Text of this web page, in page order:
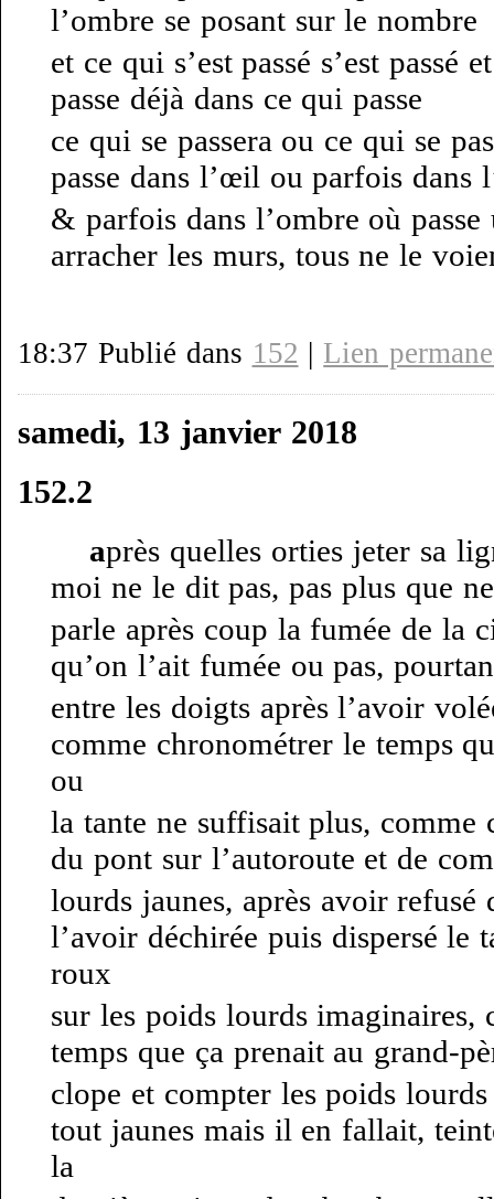
l’ombre se posant sur le nombre
et ce qui s’est passé s’est passé
passe déjà dans ce qui passe
ce qui se passera ou ce qui se
passe dans l’œil ou parfois dans
& parfois dans l’ombre où
arracher les murs, tous ne le
18:37 Publié dans 152 | Lien
samedi, 13 janvier 2018
152.2
après quelles orties jeter sa
moi ne le dit pas, pas plus que ne
parle après coup la fumée de la
qu’on l’ait fumée ou pas,
entre les doigts après l’avoir
comme chronométrer le temps
ou
la tante ne suffisait plus, comme
du pont sur l’autoroute et de
lourds jaunes, après avoir refusé
l’avoir déchirée puis dispersé le
roux
sur les poids lourds imaginaires,
temps que ça prenait au grand-
clope et compter les poids
tout jaunes mais il en fallait,
la